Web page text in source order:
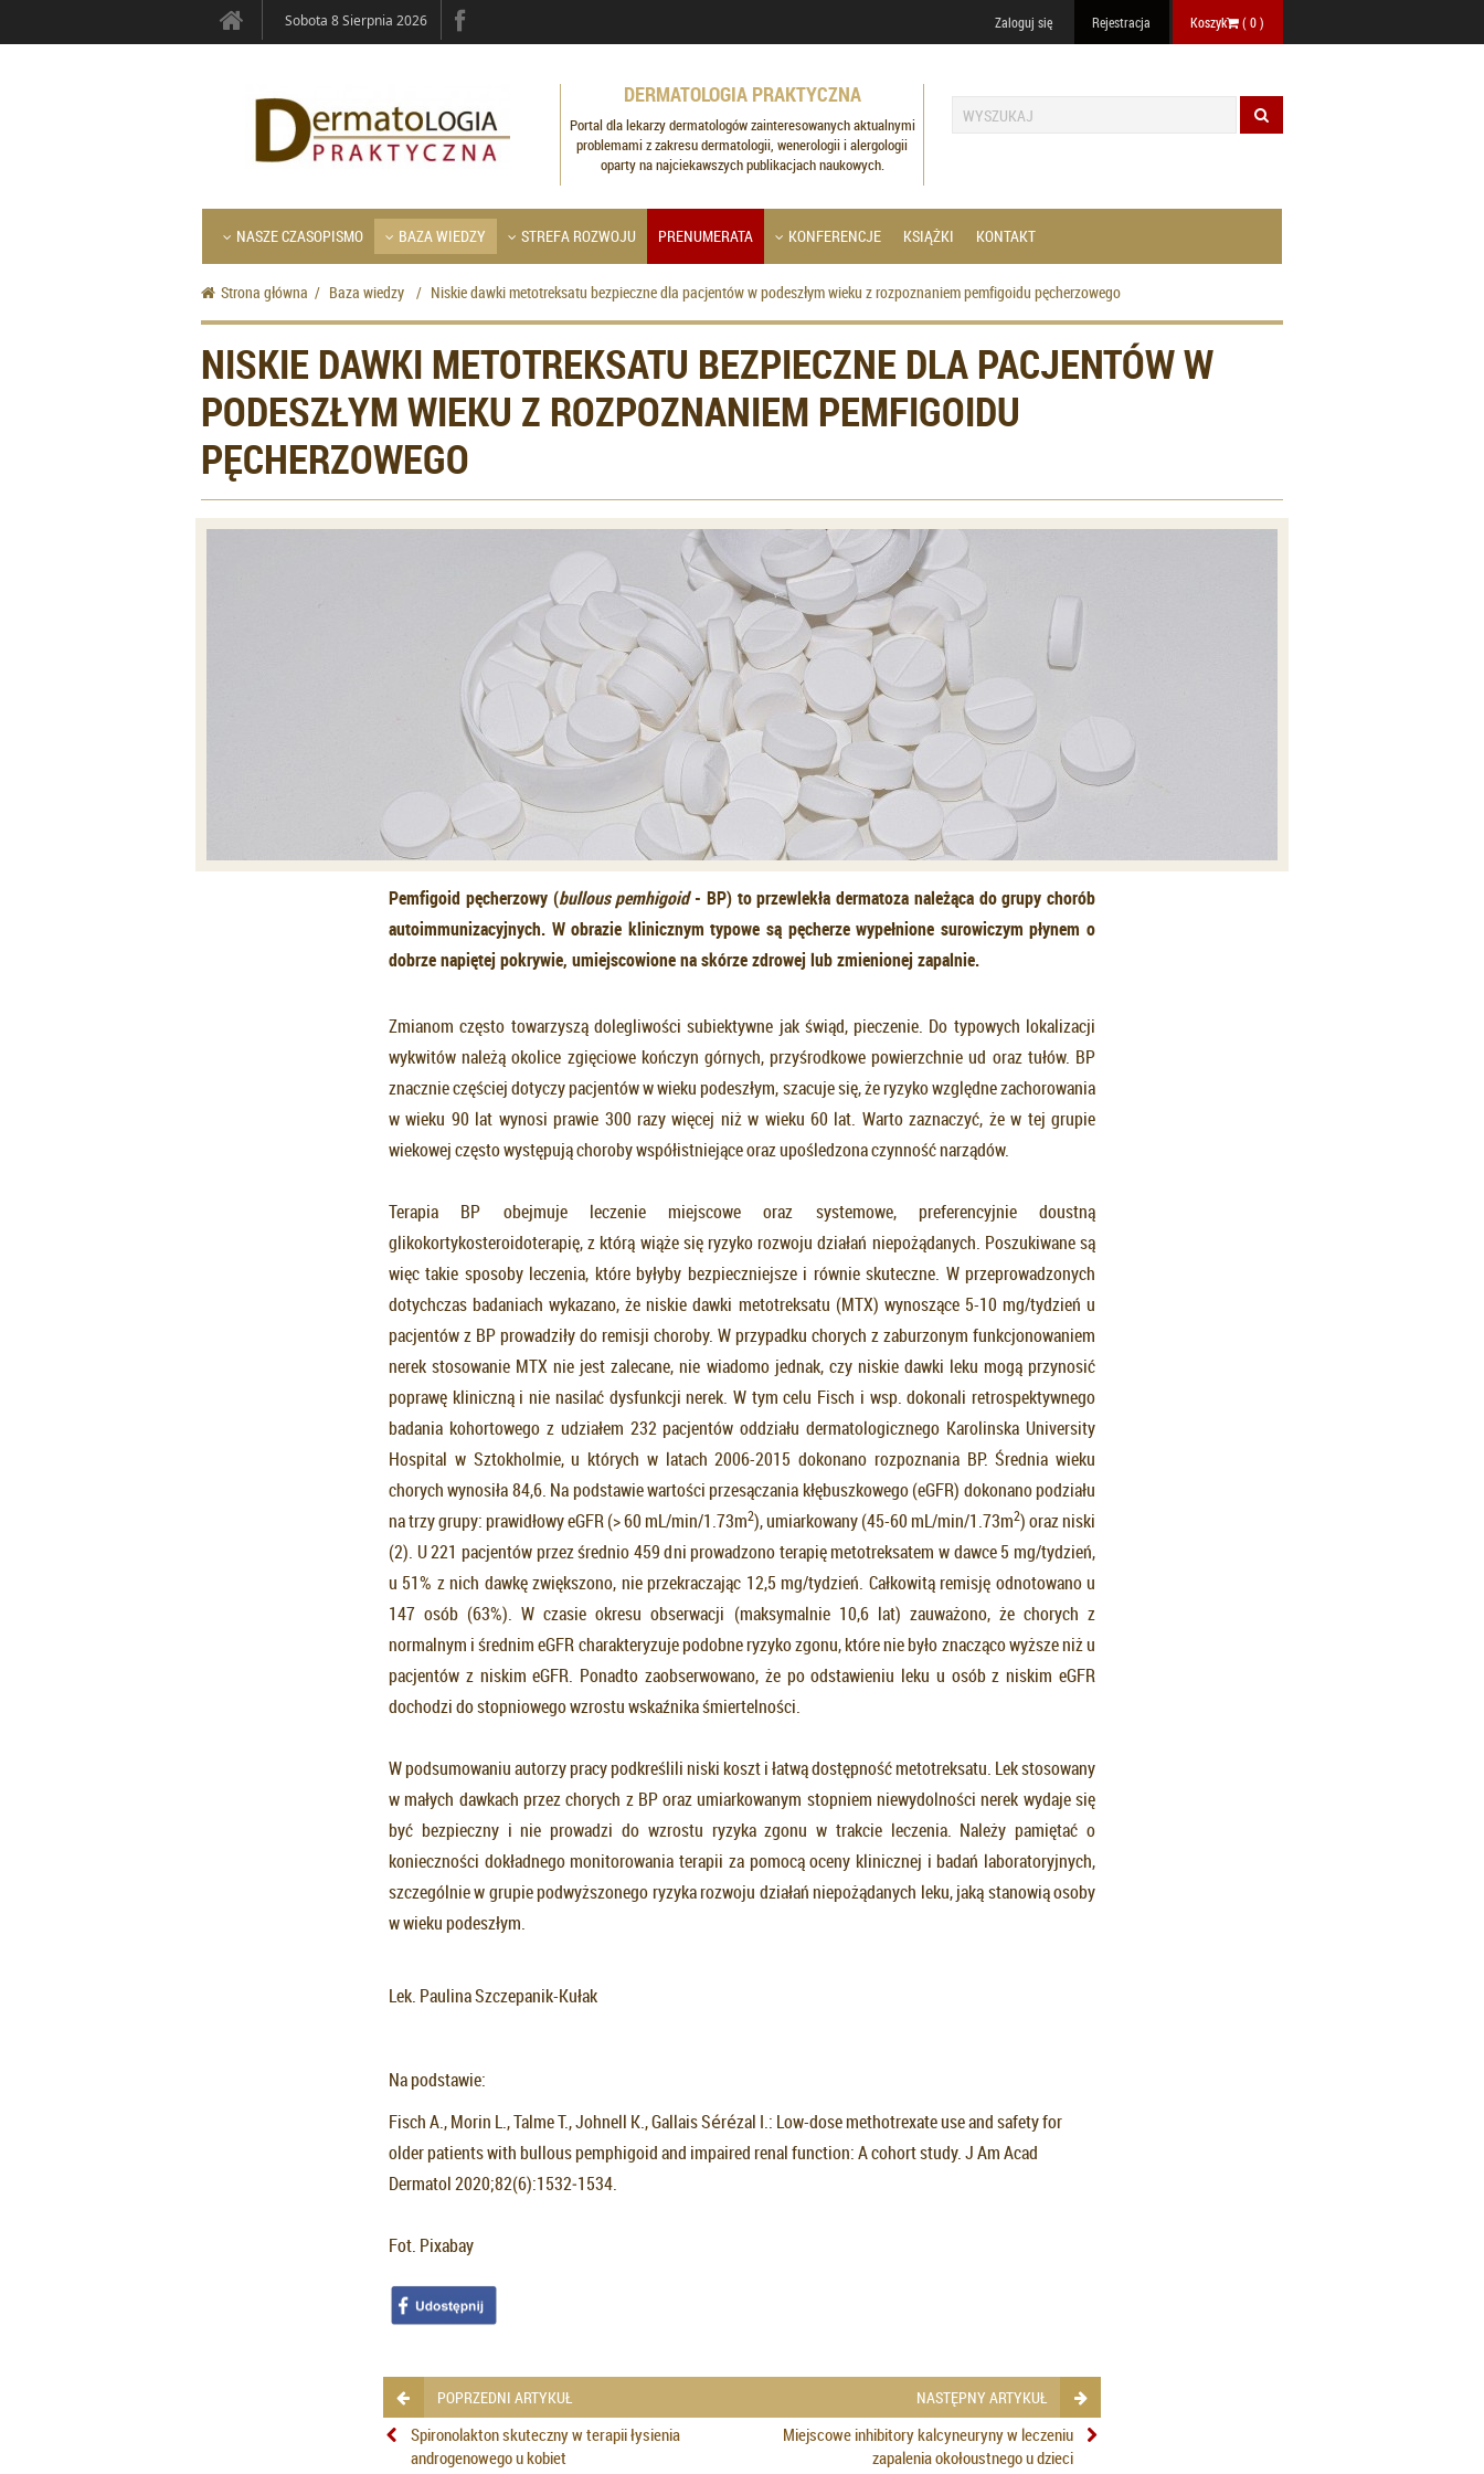
Sobota 8 Sierpnia 2026 Zaloguj się Rejestracja Koszyk (0)
DERMATOLOGIA PRAKTYCZNA
Portal dla lekarzy dermatologów zainteresowanych aktualnymi
problemami z zakresu dermatologii, wenerologii i alergologii
oparty na najciekawszych publikacjach naukowych.
NASZE CZASOPISMO BAZA WIEDZY STREFA ROZWOJU PRENUMERATA KONFERENCJE KSIĄŻKI KONTAKT
Strona główna / Baza wiedzy / Niskie dawki metotreksatu bezpieczne dla pacjentów w podeszłym wieku z rozpoznaniem pemfigoidu pęcherzowego
NISKIE DAWKI METOTREKSATU BEZPIECZNE DLA PACJENTÓW W
PODESZŁYM WIEKU Z ROZPOZNANIEM PEMFIGOIDU
PĘCHERZOWEGO
Pemfigoid pęcherzowy (bullous pemhigoid- BP) to przewlekła dermatoza należąca do grupy chorób
autoimmunizacyjnych. W obrazie klinicznym typowe są pęcherze wypełnione surowiczym płynem o
dobrze napiętej pokrywie, umiejscowione na skórze zdrowej lub zmienionej zapalnie.
Zmianom często towarzyszą dolegliwości subiektywne jak świąd, pieczenie. Do typowych lokalizacji
wykwitów należą okolice zgięciowe kończyn górnych, przyśrodkowe powierzchnie ud oraz tułów. BP
znacznie częściej dotyczy pacjentów w wieku podeszłym, szacuje się, że ryzyko względne zachorowania
w wieku 90 lat wynosi prawie 300 razy więcej niż w wieku 60 lat. Warto zaznaczyć, że w tej grupie
wiekowej często występują choroby współistniejące oraz upośledzona czynność narządów.
Terapia BP obejmuje leczenie miejscowe oraz systemowe, preferencyjnie doustną
glikokortykosteroidoterapię, z którą wiąże się ryzyko rozwoju działań niepożądanych. Poszukiwane są
więc takie sposoby leczenia, które byłyby bezpieczniejsze i równie skuteczne. W przeprowadzonych
dotychczas badaniach wykazano, że niskie dawki metotreksatu (MTX) wynoszące 5-10 mg/tydzień u
pacjentów z BP prowadziły do remisji choroby. W przypadku chorych z zaburzonym funkcjonowaniem
nerek stosowanie MTX nie jest zalecane, nie wiadomo jednak, czy niskie dawki leku mogą przynosić
poprawę kliniczną i nie nasilać dysfunkcji nerek. W tym celu Fisch i wsp. dokonali retrospektywnego
badania kohortowego z udziałem 232 pacjentów oddziału dermatologicznego Karolinska University
Hospital w Sztokholmie, u których w latach 2006-2015 dokonano rozpoznania BP. Średnia wieku
chorych wynosiła 84,6. Na podstawie wartości przesączania kłębuszkowego (eGFR) dokonano podziału
na trzy grupy: prawidłowy eGFR (> 60 mL/min/1.73m2), umiarkowany (45-60 mL/min/1.73m2) oraz niski
(2). U 221 pacjentów przez średnio 459 dni prowadzono terapię metotreksatem w dawce 5 mg/tydzień,
u 51% z nich dawkę zwiększono, nie przekraczając 12,5 mg/tydzień. Całkowitą remisję odnotowano u
147 osób (63%). W czasie okresu obserwacji (maksymalnie 10,6 lat) zauważono, że chorych z
normalnym i średnim eGFR charakteryzuje podobne ryzyko zgonu, które nie było znacząco wyższe niż u
pacjentów z niskim eGFR. Ponadto zaobserwowano, że po odstawieniu leku u osób z niskim eGFR
dochodzi do stopniowego wzrostu wskaźnika śmiertelności.
W podsumowaniu autorzy pracy podkreślili niski koszt i łatwą dostępność metotreksatu. Lek stosowany
w małych dawkach przez chorych z BP oraz umiarkowanym stopniem niewydolności nerek wydaje się
być bezpieczny i nie prowadzi do wzrostu ryzyka zgonu w trakcie leczenia. Należy pamiętać o
konieczności dokładnego monitorowania terapii za pomocą oceny klinicznej i badań laboratoryjnych,
szczególnie w grupie podwyższonego ryzyka rozwoju działań niepożądanych leku, jaką stanowią osoby
w wieku podeszłym.
Lek. Paulina Szczepanik-Kułak
Na podstawie:
Fisch A., Morin L., Talme T., Johnell K., Gallais Sérézal I.: Low-dose methotrexate use and safety for
older patients with bullous pemphigoid and impaired renal function: A cohort study. J Am Acad
Dermatol 2020;82(6):1532‐1534.
Fot. Pixabay
POPRZEDNI ARTYKUŁ NASTĘPNY ARTYKUŁ
Spironolakton skuteczny w terapii łysienia
androgenowego u kobiet
Miejscowe inhibitory kalcyneuryny w leczeniu
zapalenia okołoustnego u dzieci